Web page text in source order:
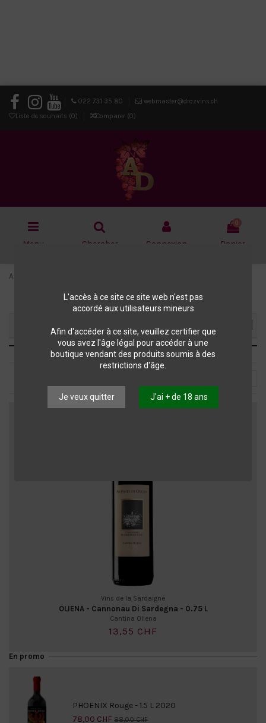
L'accès à ce site ce site web n'est pas
accordé aux utilisateurs mineurs
Afin d'accéder à ce site, veuillez certifier que
vous avez l'âge légal pour accéder à une
boutique vendant des produits soumis à des
restrictions d'âge.
Je veux quitter J'ai + de 18 ans
022 731 35 80
webmaster@drozvins.ch
Liste de souhaits (0) Comparer (0)
Menu Chercher Connexion
0
Panier
Accueil
Vins de la Sardaigne
Vins de la Sardaigne
OLIENA - Cannonau Di Sardegna - 0.75 L
Cantina Oliena
13,55 CHF
En promo
PHOENIX Rouge - 1.5 L 2020
78,00 CHF 88,00 CHF
Filtrer ma sélection